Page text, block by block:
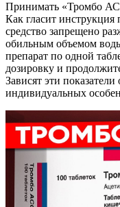
Принимать «Тромбо
Как гласит
средство запрещено
обильным объемом
препарат по одной
дозировку и
Зависят эти
индивидуальных